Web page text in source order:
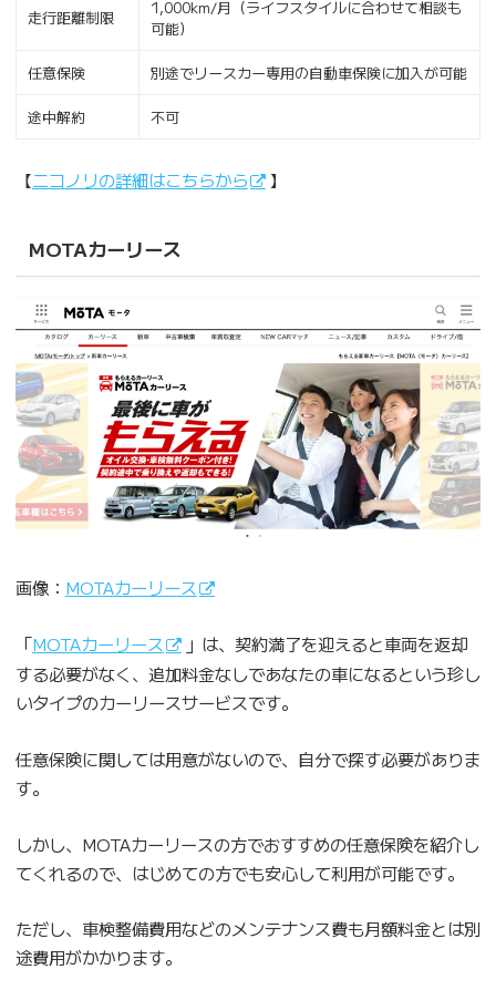
走行距離制限
1,000km/月（ライフスタイルに合わせて相談も
可能）
任意保険 別途でリースカー専用の自動車保険に加入が可能
途中解約 不可
【ニコノリの詳細はこちらから 】
MOTAカーリース
画像： MOTAカーリース
「MOTAカーリース
」は、契約満了を迎えると車両を返却
する必要がなく、追加料金なしであなたの車になるという珍し
いタイプのカーリースサービスです。
任意保険に関しては用意がないので、自分で探す必要がありま
す。
しかし、MOTAカーリースの方でおすすめの任意保険を紹介し
てくれるので、はじめての方でも安心して利用が可能です。
ただし、車検整備費用などのメンテナンス費も月額料金とは別
途費用がかかります。